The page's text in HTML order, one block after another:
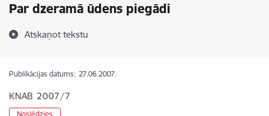
Par dzeramā ūdens piegādi
Atskaņot tekstu
Publikācijas datums: 27.06.2007.
KNAB 2007/7
Noslēdzies